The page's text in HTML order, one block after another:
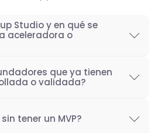
Studio y en qué se
aceleradora o
es una organización capaz
de manera iterativa,
se les conoce
que ya tienen
o validada?
lograr un proceso iterativo
tener un MVP?